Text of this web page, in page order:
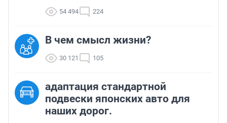
54 494 224
В чем смысл жизни?
30 121 105
адаптация стандартной
подвески японских авто для
наших дорог.